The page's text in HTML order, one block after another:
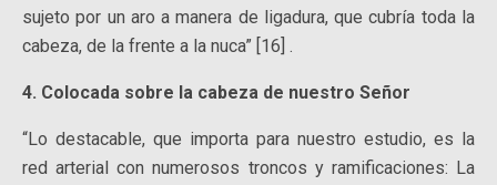
sujeto por un aro a manera de ligadura, que cubría toda la
cabeza, de la frente a la nuca” [16] .
4. Colocada sobre la cabeza de nuestro Señor
“Lo destacable, que importa para nuestro estudio, es la
red arterial con numerosos troncos y ramificaciones: La